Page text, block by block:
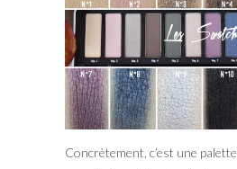
Concrètement, c’est une palette